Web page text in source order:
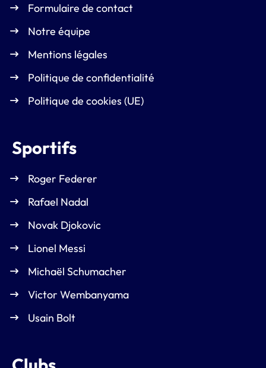
Formulaire de contact
Notre équipe
Mentions légales
Politique de confidentialité
Politique de cookies (UE)
Sportifs
Roger Federer
Rafael Nadal
Novak Djokovic
Lionel Messi
Michaël Schumacher
Victor Wembanyama
Usain Bolt